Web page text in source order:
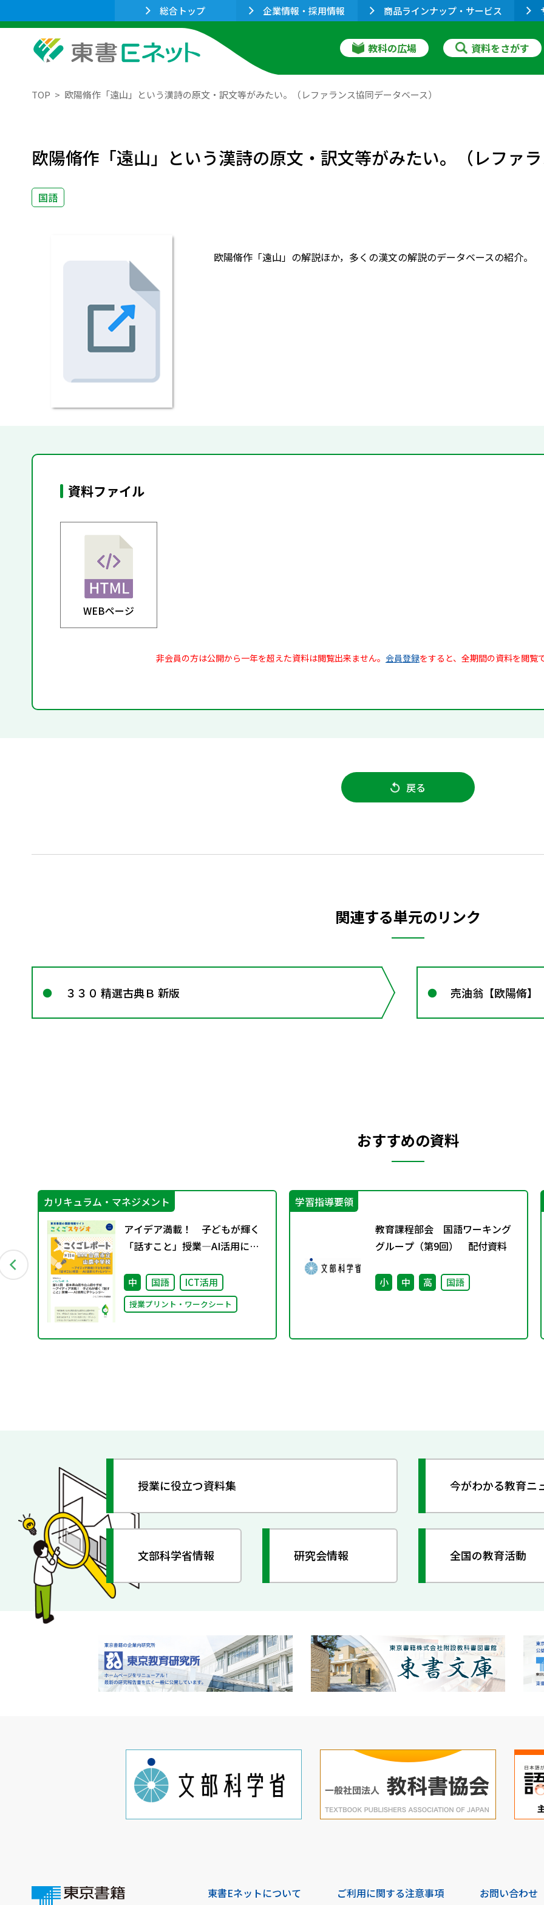
総合トップ 企業情報・採用情報 商品ラインナップ・サービス
教科の広場 資料をさがす
TOP 欧陽脩作「遠山」という漢詩の原文・訳文等がみたい。（レファランス協同データベース）
欧陽脩作「遠山」という漢詩の原文・訳文等がみたい。（レファラ
国語
欧陽脩作「遠山」の解説ほか，多くの漢文の解説のデータベースの紹介。
資料ファイル
WEBページ
非会員の方は公開から一年を超えた資料は閲覧出来ません。 会員登録をすると、全期間の資料を閲覧
戻る
関連する単元のリンク
３３０ 精選古典Ｂ 新版 売油翁【欧陽脩】
おすすめの資料
カリキュラム・マネジメント
アイデア満載！ 子どもが輝く
「話すこと」授業―AI活用にチ
中 国語 ICT活用
授業プリント・ワークシート
学習指導要領
教育課程部会 国語ワーキング
グループ（第9回） 配付資料
小 中 高 国語
授業に役立つ資料集 今がわかる教育ニ
文部科学省情報 研究会情報 全国の教育活動
東書Eネットについて ご利用に関する注意事項 お問い合わせ